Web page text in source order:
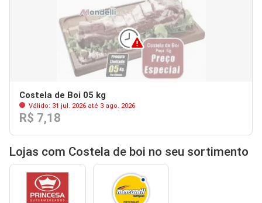
Costela de Boi 05 kg
Válido: 31 jul. 2026 até 3 ago. 2026
R$ 7,18
Lojas com Costela de boi no seu sortimento